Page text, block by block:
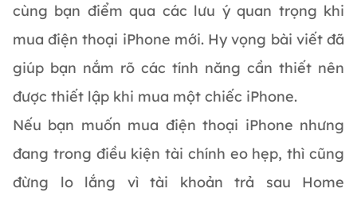
cùng bạn điểm qua các lưu ý quan trọng khi
mua điện thoại iPhone mới. Hy vọng bài viết đã
giúp bạn nắm rõ các tính năng cần thiết nên
được thiết lập khi mua một chiếc iPhone.
Nếu bạn muốn mua điện thoại iPhone nhưng
đang trong điều kiện tài chính eo hẹp, thì cũng
đừng lo lắng vì tài khoản trả sau Home